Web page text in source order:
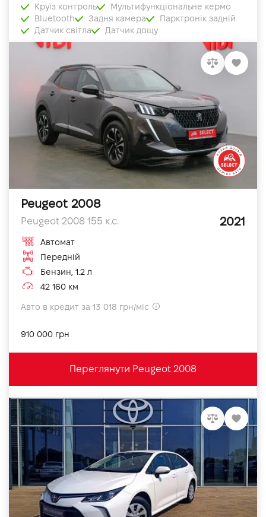
Круїз контроль
Мультифункціональне кермо
Bluetooth
Задня камера
Парктронік задній
Датчик світла
Датчик дощу
Peugeot 2008
Peugeot 2008 155 к.с. 2021
Автомат
Передній
Бензин, 1.2 л
42 160 км
Авто в кредит за 13 018 грн/міс
910 000 грн
Переглянути Peugeot 2008